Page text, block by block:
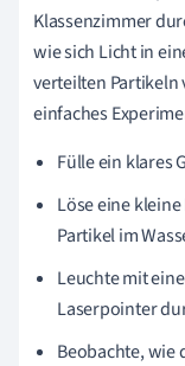
Klassenzimmer
wie sich Licht in
verteilten Partikeln
einfaches
Fülle ein klares
Löse eine
Partikel im
Leuchte mit
Laserpointer
Beobachte, wie